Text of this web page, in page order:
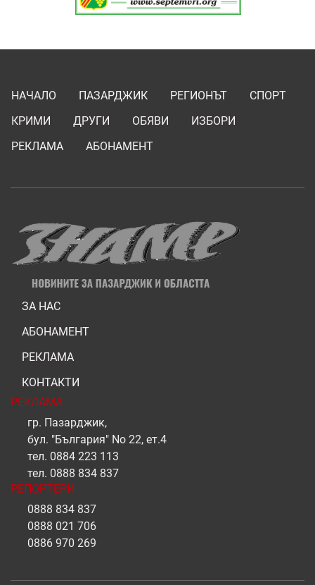
НАЧАЛО ПАЗАРДЖИК РЕГИОНЪТ
СПОРТ
КРИМИ
ДРУГИ ОБЯВИ
ИЗБОРИ
РЕКЛАМА
АБОНАМЕНТ
ЗА НАС
АБОНАМЕНТ
РЕКЛАМА
КОНТАКТИ
РЕКЛАМА
гр. Пазарджик,
бул. "България" No 22, ет.4
тел. 0884 223 113
тел. 0888 834 837
РЕПОРТЕРИ
0888 834 837
0888 021 706
0886 970 269